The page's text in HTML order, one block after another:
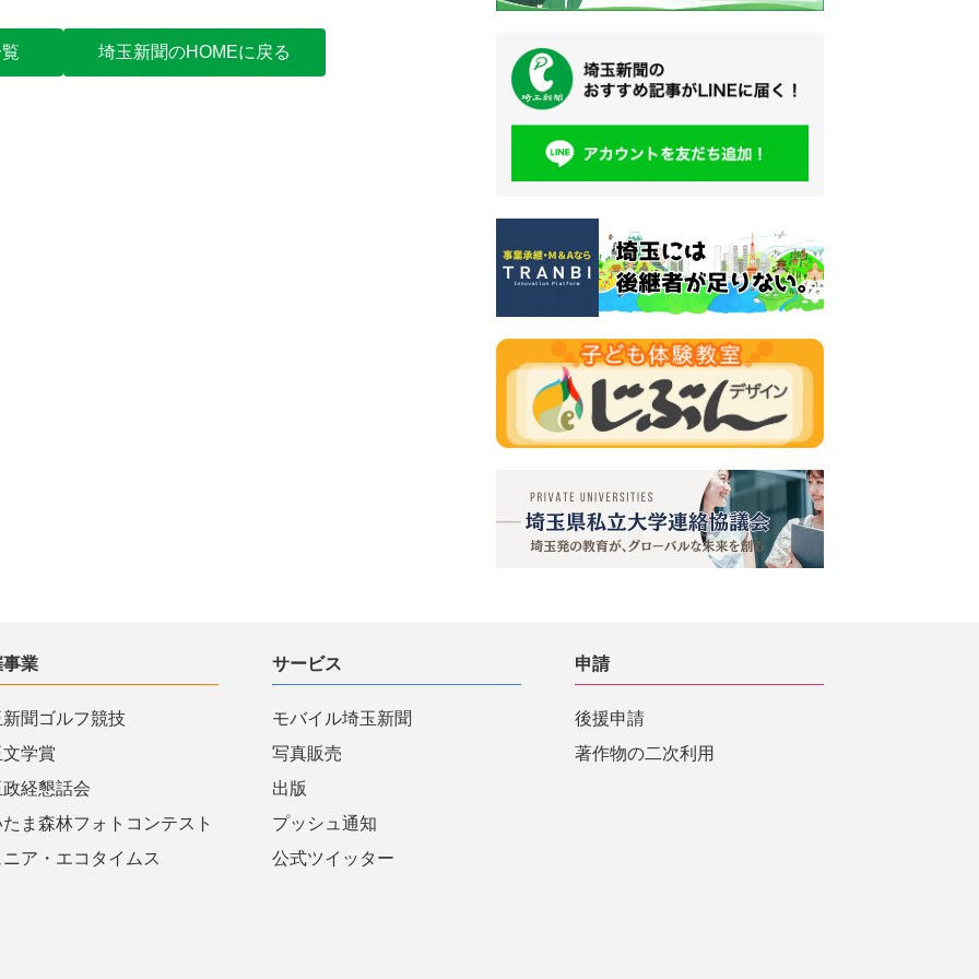
埼玉新聞のHOMEに戻る
事業
聞ゴルフ競技
学賞
経懇話会
たま森林フォトコンテスト
ニア・エコタイムス
サービス
モバイル埼玉新聞
写真販売
出版
プッシュ通知
公式ツイッター
申請
後援申請
著作物の二次利用